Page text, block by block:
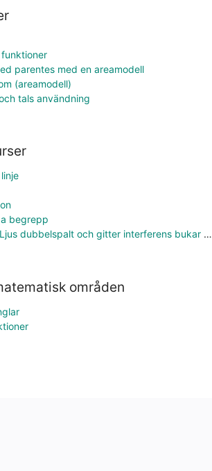
parentes med en areamodell
(areamodell)
tals användning
begrepp
Fysik 2 Kapitel 11 Ljus dubbelspalt och gitter interferens bukar noder lambda vägskillnad
områden